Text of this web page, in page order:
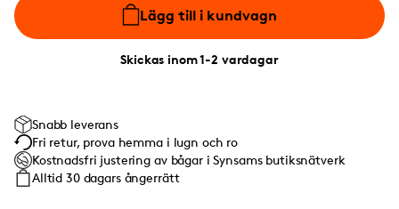
Lägg till i kundvagn
Skickas inom 1-2 vardagar
Snabb leverans
Fri retur, prova hemma i lugn och ro
Kostnadsfri justering av bågar i Synsams butiksnätverk
Alltid 30 dagars ångerrätt